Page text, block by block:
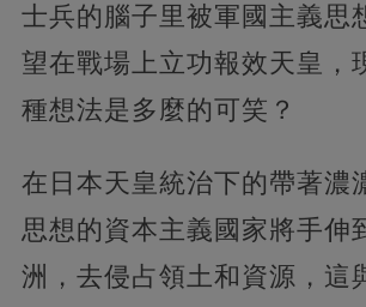
士兵的腦子里被軍國主義思
望在戰場上立功報效天皇，
種想法是多麼的可笑？
在日本天皇統治下的帶著濃
思想的資本主義國家將手伸
洲，去侵占領土和資源，這